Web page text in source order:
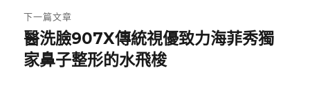
章:
下一篇文章
下
一
醫洗臉907X傳統視優致力海菲秀獨
家鼻子整形的水飛梭